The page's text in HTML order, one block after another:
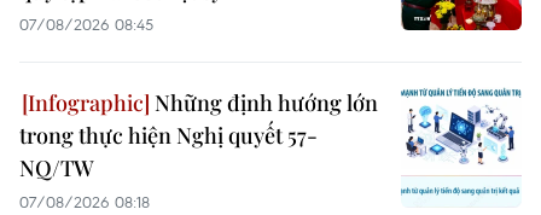
07/08/2026 08:45
Những định hướng lớn
trong thực hiện Nghị quyết 57-
NQ/TW
07/08/2026 08:18